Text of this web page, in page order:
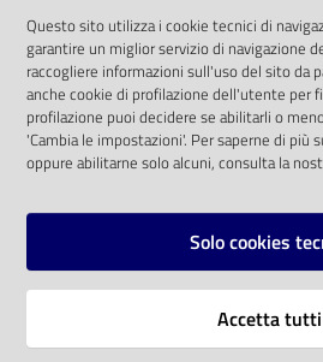
Chiedi al
bibliotecario
Avvisi
Orari
solo alle condizioni previste dalla
comunitaria 2003/98/CE e dal
SOCIAL
Instagram
Vai alla pagina
Questo sito utilizza i cookie tecnici di
garantire un miglior servizio di navigazione
raccogliere informazioni sull'uso del sito da
anche cookie di profilazione dell'utente per
profilazione puoi decidere se abilitarli o
'Cambia le impostazioni'. Per saperne di più
oppure abilitarne solo alcuni, consulta la
Solo cookies
Accetta tutti